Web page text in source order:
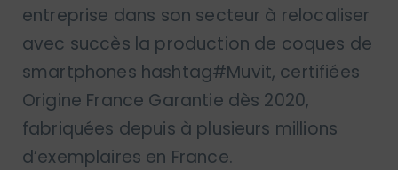
entreprise dans son secteur à relocaliser
avec succès la production de coques de
smartphones hashtag#Muvit, certifiées
Origine France Garantie dès 2020,
fabriquées depuis à plusieurs millions
d’exemplaires en France.